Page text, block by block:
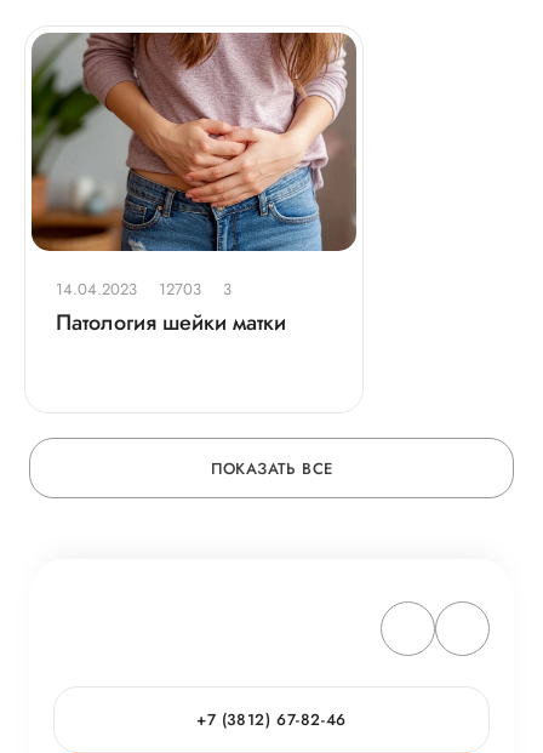
14.04.2023 12703 3
Патология шейки матки
ПОКАЗАТЬ ВСЕ
+7 (3812) 67-82-46